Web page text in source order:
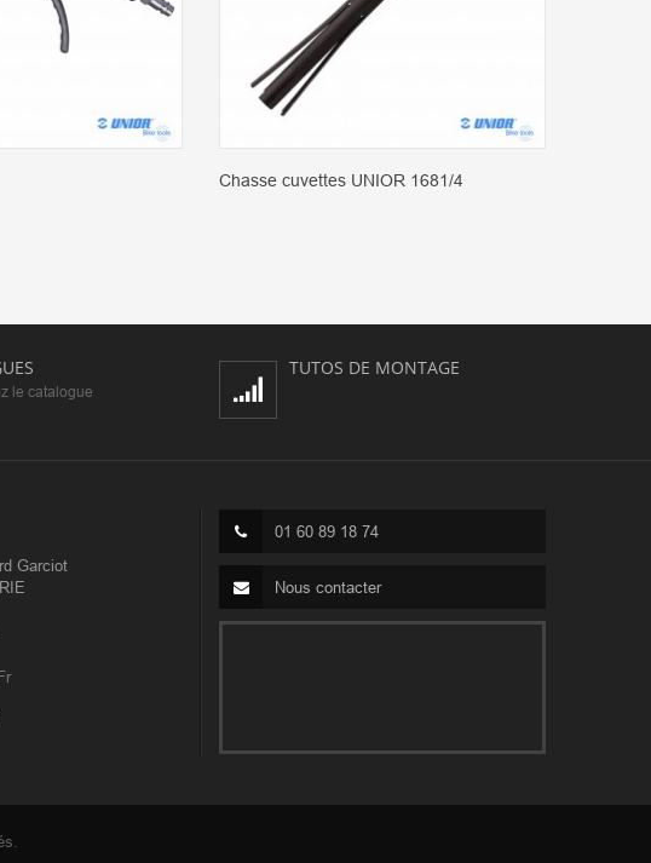
Chasse cuvettes UNIOR 1681/4
le catalogue
TUTOS DE MONTAGE
Garciot
01 60 89 18 74
Nous contacter